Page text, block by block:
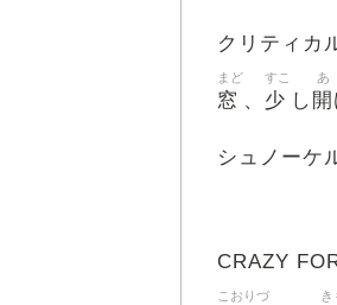
クリティカ
窓
まど
、 少
すこ
し 開
あ
シュノーケ
CRAZY
こおりづ き